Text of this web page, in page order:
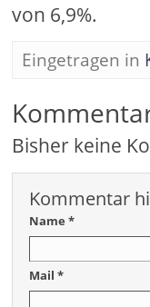
von 6,9%.
Eingetragen in
Bisher keine
Kommentar
Name *
Mail *